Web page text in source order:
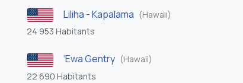
Liliha - Kapalama (Hawaii)
24 953 Habitants
‘Ewa Gentry (Hawaii)
22 690 Habitants